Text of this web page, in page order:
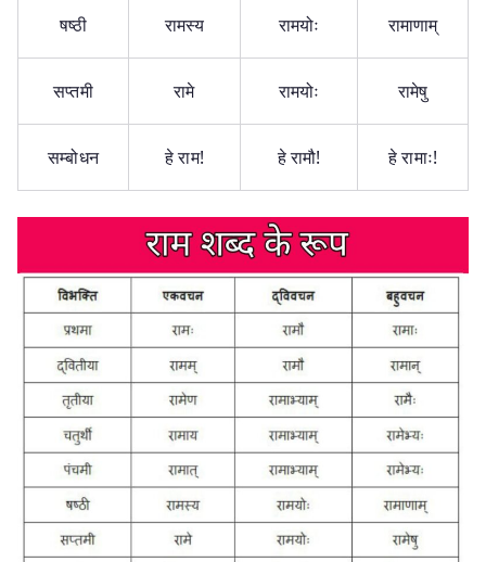
षष्‍ठी रामस्य रामयोः रामाणाम्
सप्‍तमी रामे रामयोः रामेषु
सम्बोधन हे राम! हे रामौ! हे रामाः!